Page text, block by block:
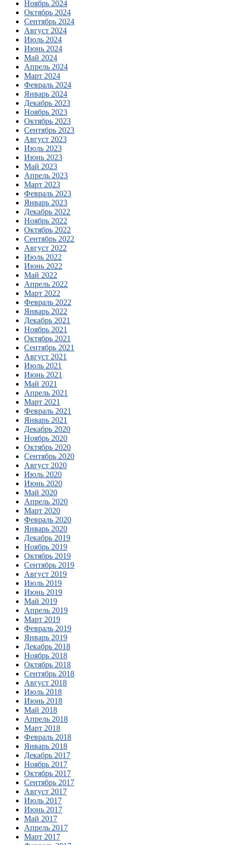
Ноябрь 2024
Октябрь 2024
Сентябрь 2024
Август 2024
Июль 2024
Июнь 2024
Май 2024
Апрель 2024
Март 2024
Февраль 2024
Январь 2024
Декабрь 2023
Ноябрь 2023
Октябрь 2023
Сентябрь 2023
Август 2023
Июль 2023
Июнь 2023
Май 2023
Апрель 2023
Март 2023
Февраль 2023
Январь 2023
Декабрь 2022
Ноябрь 2022
Октябрь 2022
Сентябрь 2022
Август 2022
Июль 2022
Июнь 2022
Май 2022
Апрель 2022
Март 2022
Февраль 2022
Январь 2022
Декабрь 2021
Ноябрь 2021
Октябрь 2021
Сентябрь 2021
Август 2021
Июль 2021
Июнь 2021
Май 2021
Апрель 2021
Март 2021
Февраль 2021
Январь 2021
Декабрь 2020
Ноябрь 2020
Октябрь 2020
Сентябрь 2020
Август 2020
Июль 2020
Июнь 2020
Май 2020
Апрель 2020
Март 2020
Февраль 2020
Январь 2020
Декабрь 2019
Ноябрь 2019
Октябрь 2019
Сентябрь 2019
Август 2019
Июль 2019
Июнь 2019
Май 2019
Апрель 2019
Март 2019
Февраль 2019
Январь 2019
Декабрь 2018
Ноябрь 2018
Октябрь 2018
Сентябрь 2018
Август 2018
Июль 2018
Июнь 2018
Май 2018
Апрель 2018
Март 2018
Февраль 2018
Январь 2018
Декабрь 2017
Ноябрь 2017
Октябрь 2017
Сентябрь 2017
Август 2017
Июль 2017
Июнь 2017
Май 2017
Апрель 2017
Март 2017